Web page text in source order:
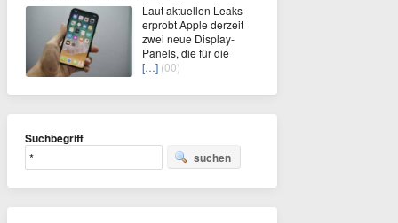
Laut aktuellen Leaks
erprobt Apple derzeit
zwei neue Display-
Panels, die für die
[…] (00)
Suchbegriff
suchen